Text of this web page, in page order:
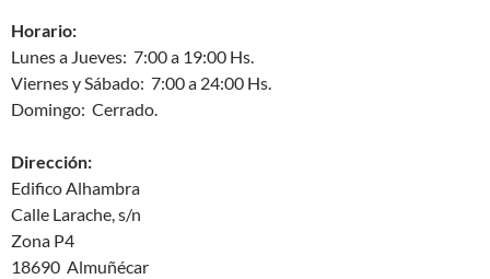
Horario:
Lunes a Jueves: 7:00 a 19:00 Hs.
Viernes y Sábado: 7:00 a 24:00 Hs.
Domingo: Cerrado.
Dirección:
Edifico Alhambra
Calle Larache, s/n
Zona P4
18690 Almuñécar